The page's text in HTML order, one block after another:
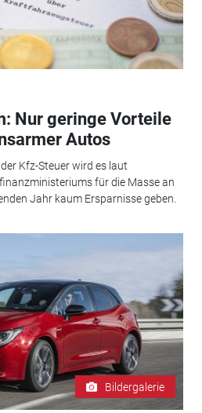
Nur geringe Vorteile
Autos
Kfz-Steuer wird es laut
für die Masse an
Jahr kaum Ersparnisse geben.
Bildergalerie